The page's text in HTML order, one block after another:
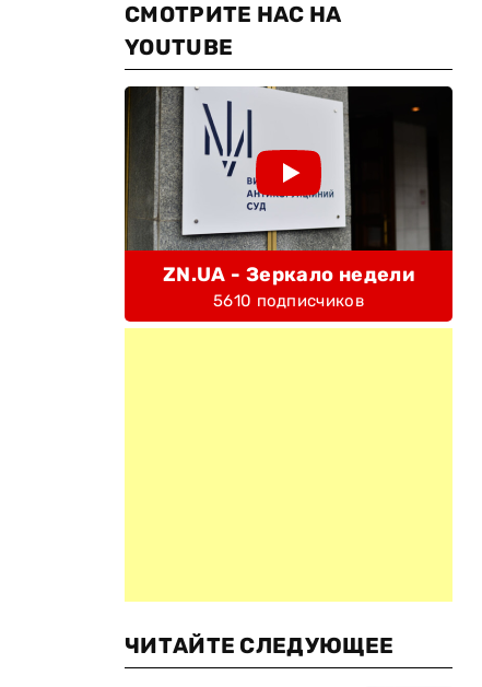
СМОТРИТЕ НАС НА
YOUTUBE
ZN.UA - Зеркало недели
5610 подписчиков
ЧИТАЙТЕ СЛЕДУЮЩЕЕ